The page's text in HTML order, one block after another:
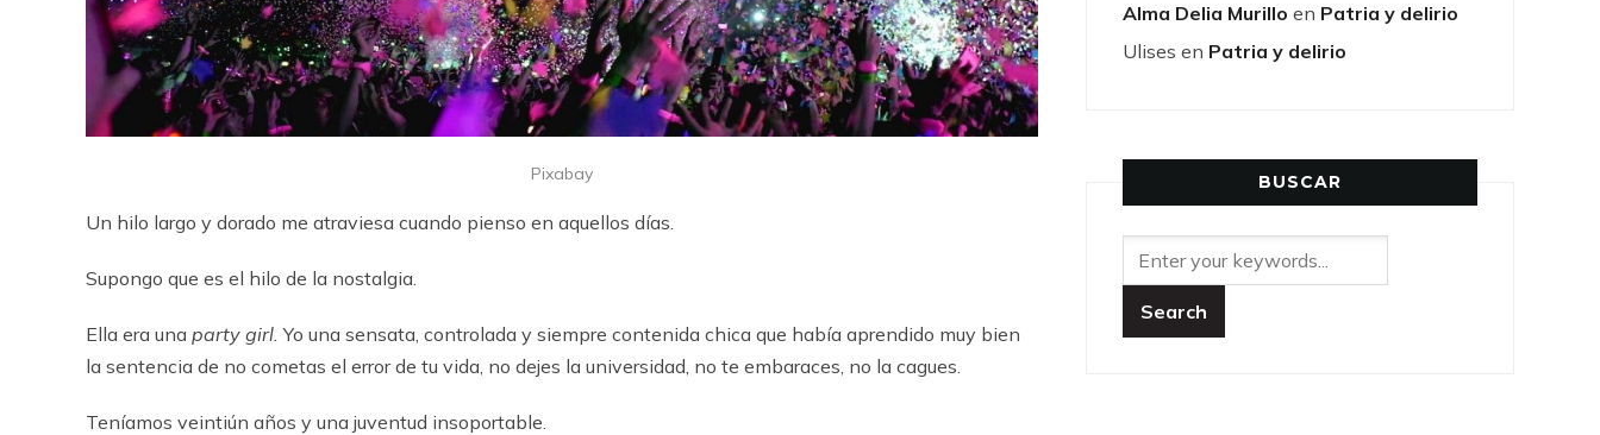
Pixabay
Un hilo largo y dorado me atraviesa cuando pienso en aquellos días.
Supongo que es el hilo de la nostalgia.
Ella era una party girl. Yo una sensata, controlada y siempre contenida chica que había aprendido muy bien
la sentencia de no cometas el error de tu vida, no dejes la universidad, no te embaraces, no la cagues.
Teníamos veintiún años y una juventud insoportable.
Alma Delia Murillo en Patria y delirio
Ulises en Patria y delirio
BUSCAR